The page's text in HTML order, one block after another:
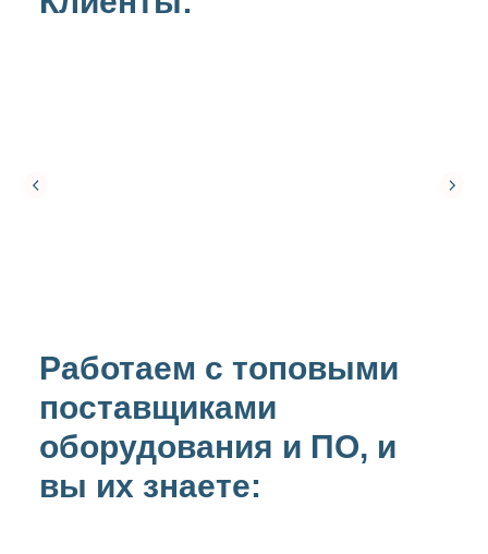
Работаем с топовыми
поставщиками
оборудования и ПО, и
вы их знаете: